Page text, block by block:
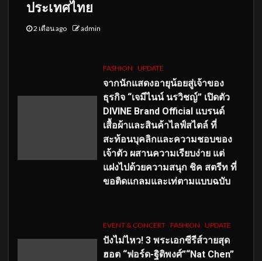
ประเทศไทย
2 เดือน ago admin
FASHION UPDATE
จากนักแสดงอายุน้อยสู่เจ้าของ
ธุรกิจ “เจมีไนน์ นรวิชญ์” เปิดตัว
DIVINE Brand Official แบรนด์
เสื้อผ้าและสินค้าไลฟ์สไตล์ ที่
สะท้อนบุคลิกและความชอบของ
เจ้าตัว ผสานความเรียบง่าย แต่
แฝงไปด้วยความสนุก ชิค สตรีท ที่
ขอติดแกลมและเท่ตามแบบฉบับ
EVENT & CONCERT FASHION UPDATE
ปังไม่ไหว! 3 พระเอกซีรีส์วายสุด
ฮอต “ฟอร์ด-ฐิติพงศ์”“Nat Chen”